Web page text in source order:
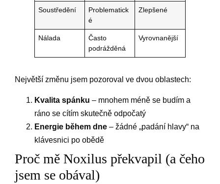
Soustředění
Problematick
é
Zlepšené
Nálada
Často
podrážděná
Vyrovnanější
Největší změnu jsem pozoroval ve dvou oblastech:
Kvalita spánku – mnohem méně se budím a
ráno se cítím skutečně odpočatý
Energie během dne – žádné „padání hlavy“ na
klávesnici po obědě
Proč mě Noxilus překvapil (a čeho
jsem se obával)